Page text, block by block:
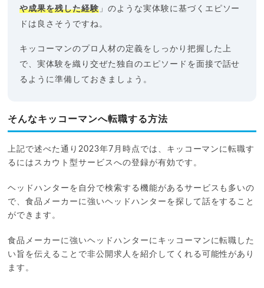
や成果を残した経験 」のような実体験に基づくエピソー
ドは良さそうですね。
キッコーマンのプロ人材の定義をしっかり把握した上
で、実体験を織り交ぜた独自のエピソードを面接で話せ
るように準備しておきましょう。
そんなキッコーマンへ転職する方法
上記で述べた通り2023年7月時点では、キッコーマンに転職す
るにはスカウト型サービスへの登録が有効です。
ヘッドハンターを自分で検索する機能があるサービスも多いの
で、食品メーカーに強いヘッドハンターを探して話をすること
ができます。
食品メーカーに強いヘッドハンターにキッコーマンに転職した
い旨を伝えることで非公開求人を紹介してくれる可能性があり
ます。